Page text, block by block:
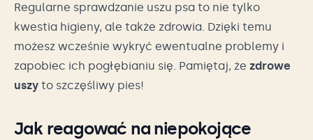
Regularne sprawdzanie uszu psa to nie tylko
kwestia higieny, ale także zdrowia. Dzięki temu
możesz wcześnie wykryć ewentualne problemy i
zapobiec ich pogłębianiu się. Pamiętaj, że zdrowe
uszy to szczęśliwy pies!
Jak reagować na niepokojące